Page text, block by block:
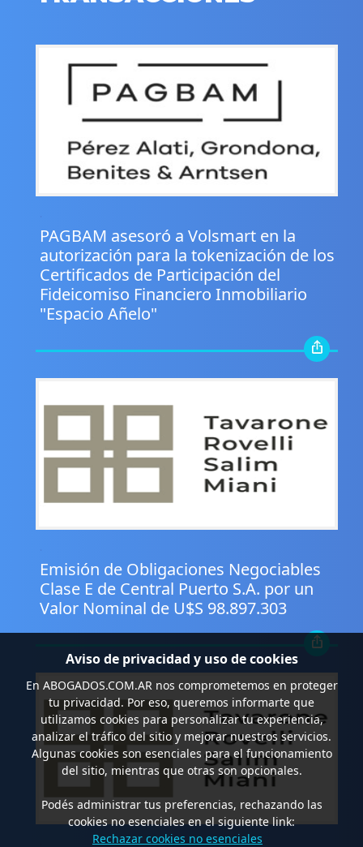
PAGBAM asesoró a Volsmart en la
autorización para la tokenización de los
Certificados de Participación del
Fideicomiso Financiero Inmobiliario
"Espacio Añelo"
Emisión de Obligaciones Negociables
Clase E de Central Puerto S.A. por un
Valor Nominal de U$S 98.897.303
Aviso de privacidad y uso de cookies
En ABOGADOS.COM.ARnos comprometemos en proteger
tu privacidad. Por eso, queremos informarte que
utilizamos cookies para personalizar tu experiencia,
analizar el tráfico del sitio y mejorar nuestros servicios.
Algunas cookies son esenciales para el funcionamiento
del sitio, mientras que otras son opcionales.
Podés administrar tus preferencias, rechazando las
cookies no esenciales en el siguiente link:
Rechazar cookies no esenciales